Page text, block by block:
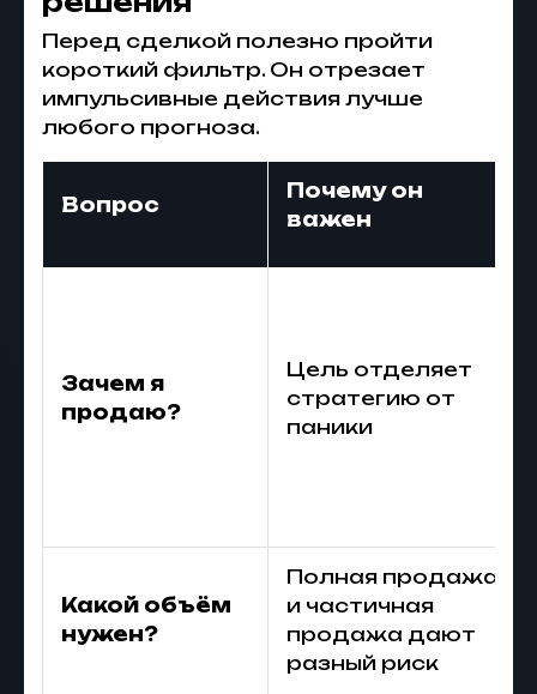
Перед сделкой полезно пройти
короткий фильтр. Он отрезает
импульсивные действия лучше
любого прогноза.
Вопрос
Почему он
важен
Зачем я
продаю?
Цель отделяет
стратегию от
паники
Какой объём
нужен?
Полная продажа
и частичная
продажа дают
разный риск